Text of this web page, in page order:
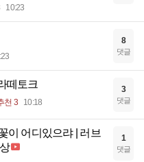
10:23
8
댓글
떼토크
천 3 10:18
3
댓글
이 어디있으랴 | 러브
1
댓글